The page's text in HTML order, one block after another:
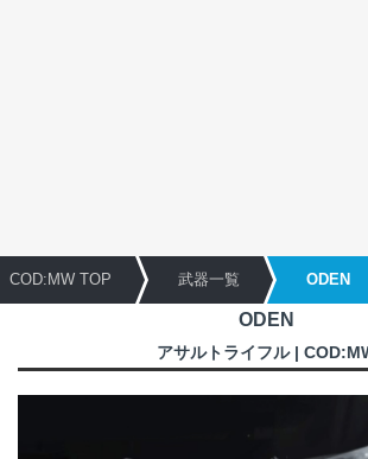
COD:MW TOP 武器一覧 ODEN
ODEN
アサルトライフル |